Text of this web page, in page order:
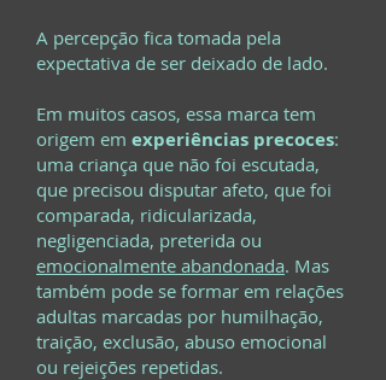
A percepção fica tomada pela
expectativa de ser deixado de lado.
Em muitos casos, essa marca tem
origem em experiências precoces:
uma criança que não foi escutada,
que precisou disputar afeto, que foi
comparada, ridicularizada,
negligenciada, preterida ou
emocionalmente abandonada. Mas
também pode se formar em relações
adultas marcadas por humilhação,
traição, exclusão, abuso emocional
ou rejeições repetidas.